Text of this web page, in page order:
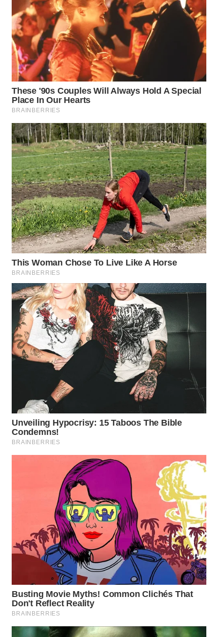
WN
SULSEL
WN
GORONTALO
SULUT
WN
MALUKU
WN
MALUT
WN
DAIRI
WN
DANAU
TOBA
WN
NIAS
WN
LANGKAT
WN
TAPANULI
TANJUNG
LESUNG
WN
LABUHANBATU
WN
TAPANULI
WN DELI
SERDANG